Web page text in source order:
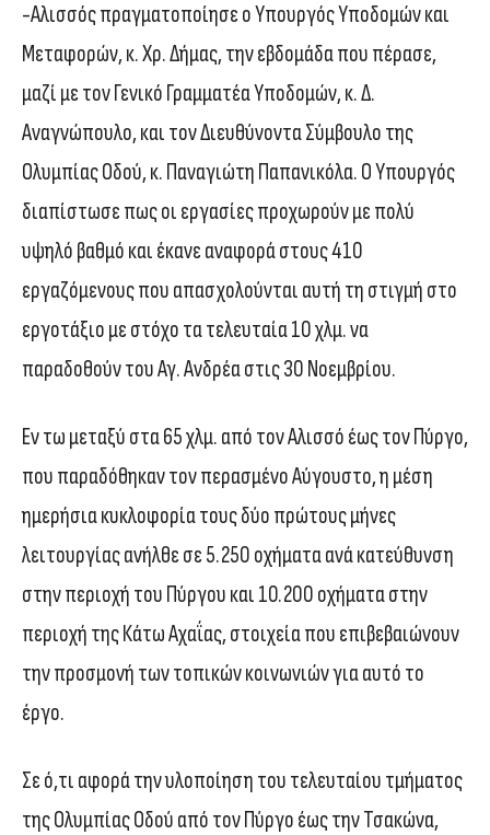
-Αλισσός πραγματοποίησε ο Υπουργός Υποδομών και
Μεταφορών, κ. Χρ. Δήμας, την εβδομάδα που πέρασε,
μαζί με τον Γενικό Γραμματέα Υποδομών, κ. Δ.
Αναγνώπουλο, και τον Διευθύνοντα Σύμβουλο της
Ολυμπίας Οδού, κ. Παναγιώτη Παπανικόλα. Ο Υπουργός
διαπίστωσε πως οι εργασίες προχωρούν με πολύ
υψηλό βαθμό και έκανε αναφορά στους 410
εργαζόμενους που απασχολούνται αυτή τη στιγμή στο
εργοτάξιο με στόχο τα τελευταία 10 χλμ. να
παραδοθούν του Αγ. Ανδρέα στις 30 Νοεμβρίου.
Εν τω μεταξύ στα 65 χλμ. από τον Αλισσό έως τον Πύργο,
που παραδόθηκαν τον περασμένο Αύγουστο, η μέση
ημερήσια κυκλοφορία τους δύο πρώτους μήνες
λειτουργίας ανήλθε σε 5.250 οχήματα ανά κατεύθυνση
στην περιοχή του Πύργου και 10.200 οχήματα στην
περιοχή της Κάτω Αχαΐας, στοιχεία που επιβεβαιώνουν
την προσμονή των τοπικών κοινωνιών για αυτό το
έργο.
Σε ό,τι αφορά την υλοποίηση του τελευταίου τμήματος
της Ολυμπίας Οδού από τον Πύργο έως την Τσακώνα,